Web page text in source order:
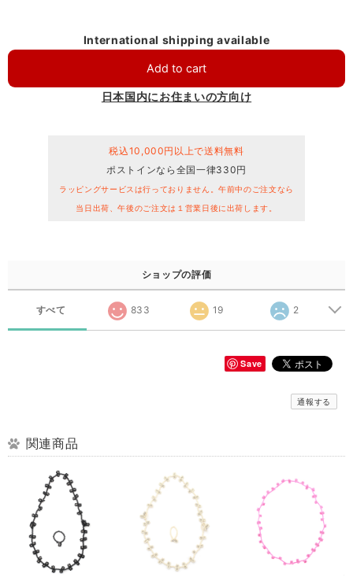
International shipping available
Add to cart
日本国内にお住まいの方向け
税込10,000円以上で送料無料
ポストインなら全国一律330円
ラッピングサービスは行っておりません。午前中のご注文なら
当日出荷、午後のご注文は１営業日後に出荷します。
ショップの評価
すべて 833 19 2
Save
通報する
関連商品